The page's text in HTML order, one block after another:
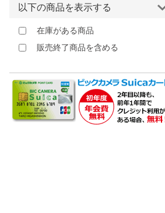
ピンク
以下の商品を表示する
在庫がある商品
販売終了商品を含める